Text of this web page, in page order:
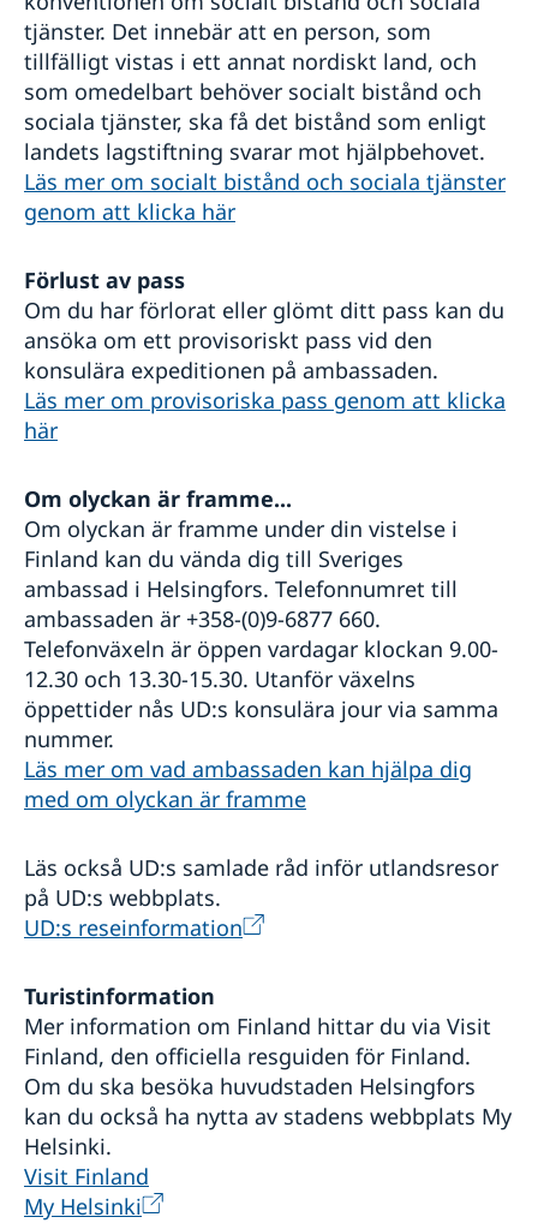
tjänster. Det innebär att en person, som
tillfälligt vistas i ett annat nordiskt land, och
som omedelbart behöver socialt bistånd och
sociala tjänster, ska få det bistånd som enligt
landets lagstiftning svarar mot hjälpbehovet.
Läs mer om socialt bistånd och sociala tjänster
genom att klicka här
Förlust av pass
Om du har förlorat eller glömt ditt pass kan du
ansöka om ett provisoriskt pass vid den
konsulära expeditionen på ambassaden.
Läs mer om provisoriska pass genom att klicka
här
Om olyckan är framme...
Om olyckan är framme under din vistelse i
Finland kan du vända dig till Sveriges
ambassad i Helsingfors. Telefonnumret till
ambassaden är +358-(0)9-6877 660.
Telefonväxeln är öppen vardagar klockan 9.00-
12.30 och 13.30-15.30. Utanför växelns
öppettider nås UD:s konsulära jour via samma
nummer.
Läs mer om vad ambassaden kan hjälpa dig
med om olyckan är framme
Läs också UD:s samlade råd inför utlandsresor
på UD:s webbplats.
UD:s reseinformation
Turistinformation
Mer information om Finland hittar du via Visit
Finland, den officiella resguiden för Finland.
Om du ska besöka huvudstaden Helsingfors
kan du också ha nytta av stadens webbplats My
Helsinki.
Visit Finland
My Helsinki